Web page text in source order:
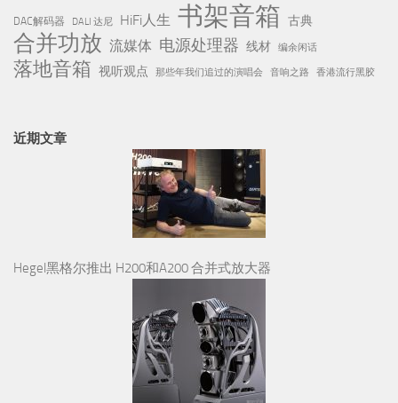
DAC解码器 DALI 达尼 HiFi人生 书架音箱 古典
合并功放 流媒体 电源处理器 线材 编余闲话
落地音箱 视听观点 那些年我们追过的演唱会 音响之路 香港流行黑胶
近期文章
Hegel黑格尔推出 H200和A200 合并式放大器